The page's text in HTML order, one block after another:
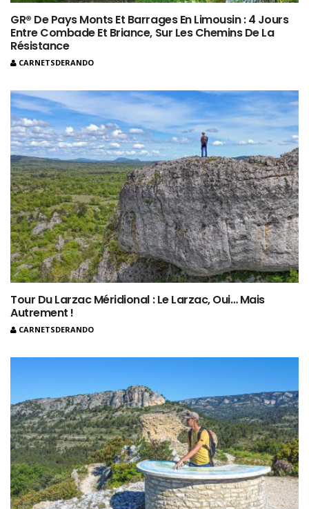
GR® De Pays Monts Et Barrages En Limousin : 4 Jours
Entre Combade Et Briance, Sur Les Chemins De La
Résistance
CARNETSDERANDO
Tour Du Larzac Méridional : Le Larzac, Oui… Mais
Autrement !
CARNETSDERANDO